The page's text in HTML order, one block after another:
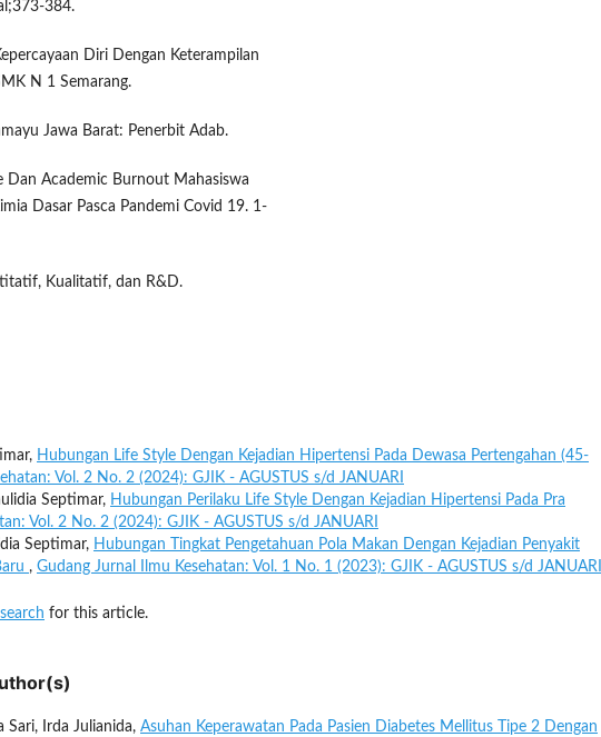
384.
Diri Dengan Keterampilan
N 1 Semarang.
Jawa Barat: Penerbit Adab.
Dan Academic Burnout Mahasiswa
Dasar Pasca Pandemi Covid 19. 1-
Kualitatif, dan R&D.
Hubungan Life Style Dengan Kejadian Hipertensi Pada Dewasa Pertengahan (45-
Vol. 2 No. 2 (2024): GJIK - AGUSTUS s/d JANUARI
Septimar, Hubungan Perilaku Life Style Dengan Kejadian Hipertensi Pada Pra
Vol. 2 No. 2 (2024): GJIK - AGUSTUS s/d JANUARI
Septimar, Hubungan Tingkat Pengetahuan Pola Makan Dengan Kejadian Penyakit
, Gudang Jurnal Ilmu Kesehatan: Vol. 1 No. 1 (2023): GJIK - AGUSTUS s/d JANUARI
for this article.
Irda Julianida, Asuhan Keperawatan Pada Pasien Diabetes Mellitus Tipe 2 Dengan